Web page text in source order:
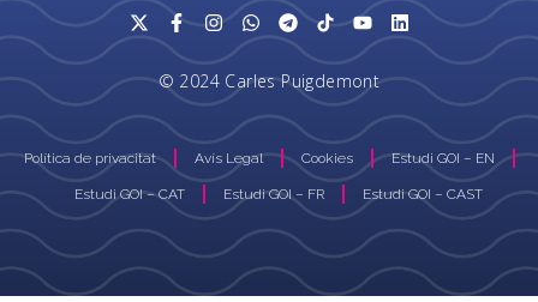
© 2024 Carles Puigdemont
Política de privacitat Avís Legal Cookies Estudi GOI – EN
Estudi GOI – CAT Estudi GOI – FR Estudi GOI – CAST